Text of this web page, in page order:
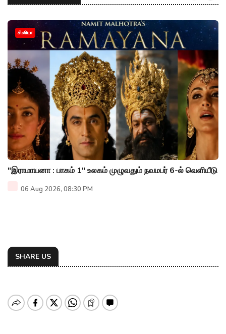
சினிமா
"இராமாயனா : பாகம் 1" உலகம் முழுவதும் நவமபர் 6-ல் வெளியீடு
06 Aug 2026, 08:30 PM
SHARE US